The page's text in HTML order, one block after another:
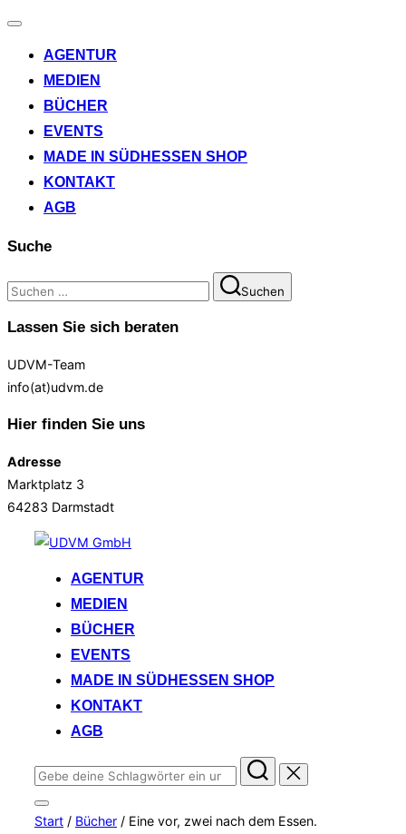
Navigation
AGENTUR
MEDIEN
BÜCHER
EVENTS
MADE IN SÜDHESSEN SHOP
KONTAKT
AGB
Suche
Suchen
nach:
Suchen
Lassen Sie sich beraten
UDVM-Team
info(at)udvm.de
Hier finden Sie uns
Adresse
Marktplatz 3
64283 Darmstadt
springen
AGENTUR
MEDIEN
BÜCHER
EVENTS
MADE IN SÜDHESSEN SHOP
KONTAKT
AGB
Suchen
nach:
Seitenleiste
&
Start / Bücher / Eine vor, zwei nach dem Essen.